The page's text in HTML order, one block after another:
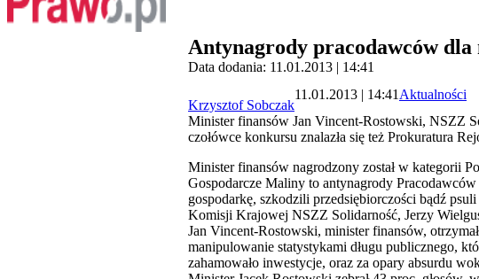
Antynagrody pracodawców
Data dodania: 11.01.2013 | 14:41
Krzysztof Sobczak
11.01.2013 | 14:41 Aktualności
Minister finansów Jan Vincent-Rostowski, NSZZ
czołówce konkursu znalazła się też Prokuratura
Minister finansów nagrodzony został w kategorii
Gospodarcze Maliny to antynagrody
gospodarkę, szkodzili przedsiębiorczości bądź
Komisji Krajowej NSZZ Solidarność, Jerzy
Jan Vincent-Rostowski, minister finansów,
manipulowanie statystykami długu publicznego,
zahamowało inwestycje, oraz za opary absurdu